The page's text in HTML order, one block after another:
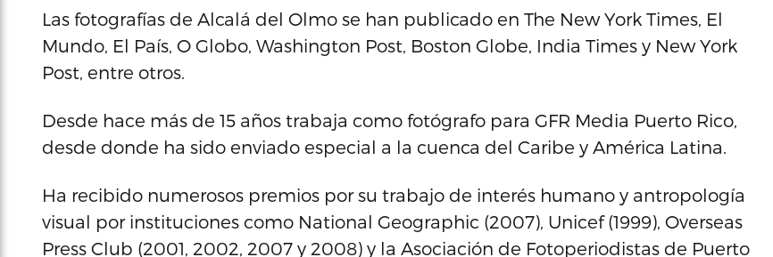
Las fotografías de Alcalá del Olmo se han publicado en The New York Times, El
Mundo, El País, O Globo, Washington Post, Boston Globe, India Times y New York
Post, entre otros.
Desde hace más de 15 años trabaja como fotógrafo para GFR Media Puerto Rico,
desde donde ha sido enviado especial a la cuenca del Caribe y América Latina.
Ha recibido numerosos premios por su trabajo de interés humano y antropología
visual por instituciones como National Geographic (2007), Unicef (1999), Overseas
Press Club (2001, 2002, 2007 y 2008) y la Asociación de Fotoperiodistas de Puerto